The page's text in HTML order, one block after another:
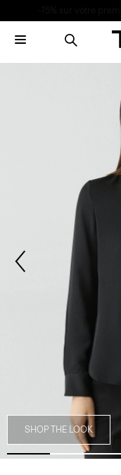
SHOP THE LOOK